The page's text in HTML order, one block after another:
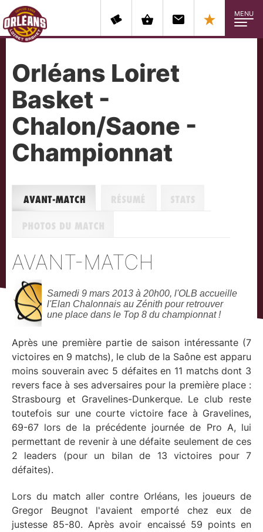
MENU
Orléans Loiret
Basket -
Chalon/Saone -
Championnat
AVANT-MATCH
Samedi 9 mars 2013 à 20h00, l'OLB accueille
l'Elan Chalonnais au Zénith pour retrouver
une place dans le Top 8 du championnat !
Après une première partie de saison intéressante (7
victoires en 9 matchs), le club de la Saône est apparu
moins souverain avec 5 défaites en 11 matchs dont 3
revers face à ses adversaires pour la première place :
Strasbourg et Gravelines-Dunkerque. Le club reste
toutefois sur une courte victoire face à Gravelines,
69-67 lors de la précédente journée de Pro A, lui
permettant de revenir à une défaite seulement de ces
2 leaders (pour un bilan de 13 victoires pour 7
défaites).
Lors du match aller contre Orléans, les joueurs de
Gregor Beugnot l'avaient emporté chez eux de
justesse 85-80. Après avoir encaissé 59 points en